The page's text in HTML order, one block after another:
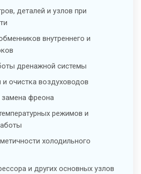
деталей и узлов при
внутреннего и
дренажной системы
очистка воздуховодов
замена фреона
режимов и
холодильного
и других основных узлов